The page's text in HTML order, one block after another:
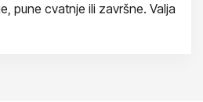
pune cvatnje ili završne. Valja